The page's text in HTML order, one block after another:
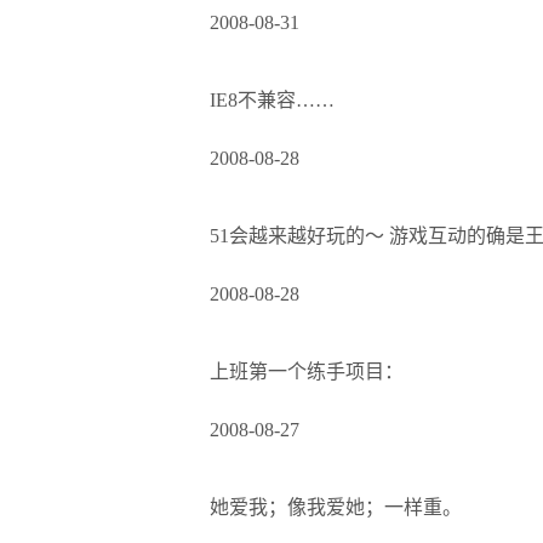
2008-08-31
IE8不兼容……
2008-08-28
51会越来越好玩的～ 游戏互动的确是
2008-08-28
上班第一个练手项目：
2008-08-27
她爱我；像我爱她；一样重。